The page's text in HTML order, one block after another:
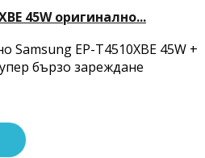
45W оригинално...
Samsung EP-T4510XBE 45W +
бързо зареждане